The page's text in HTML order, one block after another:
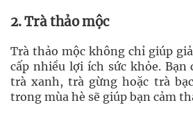
2. Trà thảo mộc
Trà thảo mộc không chỉ giúp
cấp nhiều lợi ích sức khỏe.
trà xanh, trà gừng hoặc trà
trong mùa hè sẽ giúp bạn cảm